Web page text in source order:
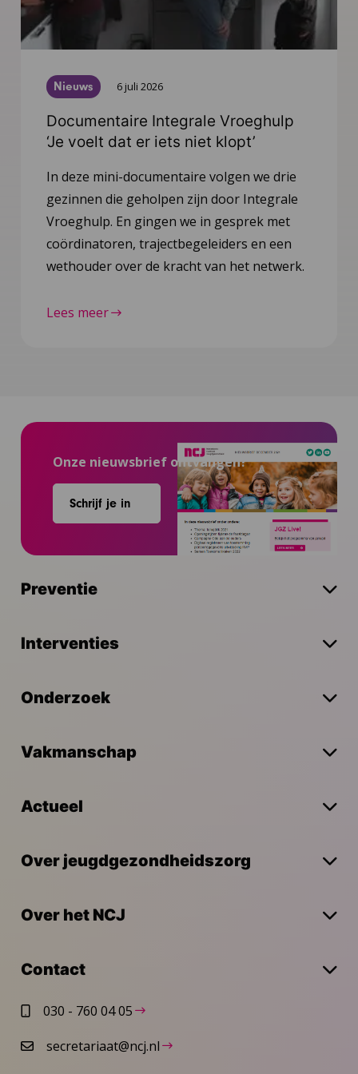
Nieuws 6 juli 2026
Documentaire Integrale Vroeghulp
‘Je voelt dat er iets niet klopt’
In deze mini-documentaire volgen we drie
gezinnen die geholpen zijn door Integrale
Vroeghulp. En gingen we in gesprek met
coördinatoren, trajectbegeleiders en een
wethouder over de kracht van het netwerk.
Lees meer
Onze nieuwsbrief ontvangen?
Schrijf je in
Preventie
Interventies
Onderzoek
Vakmanschap
Actueel
Over jeugdgezondheidszorg
Over het NCJ
Contact
030 - 760 04 05
secretariaat@ncj.nl